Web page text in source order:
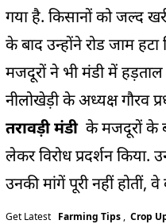
गया है. किसानों को जल्द
के बाद उन्होंने रोड जाम
मजदूरों ने भी मंडी में
नीलोखेड़ी के अध्यक्ष गौरव
तरावड़ी मंडीके मजदूरों के
लेकर विरोध प्रदर्शन किया.
उनकी मांगें पूरी नहीं होतीं,
Get Latest Farming Tips , Crop